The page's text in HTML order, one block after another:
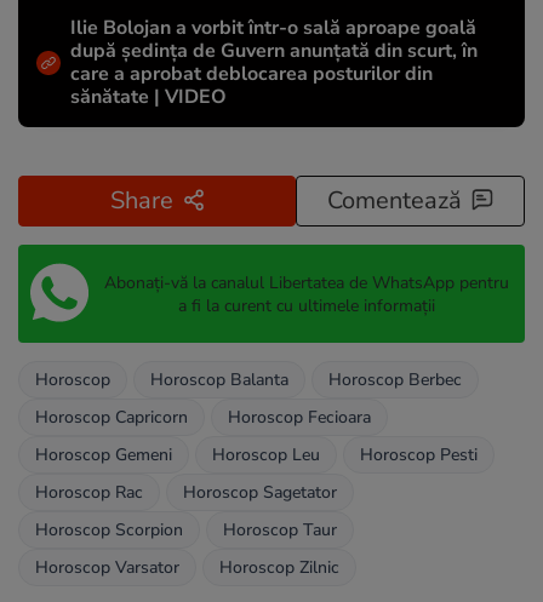
Ilie Bolojan a vorbit într-o sală aproape goală
după ședința de Guvern anunțată din scurt, în
care a aprobat deblocarea posturilor din
sănătate | VIDEO
Share Comentează
Abonați-vă la canalul Libertatea de WhatsApp pentru
a fi la curent cu ultimele informații
Horoscop Horoscop Balanta
Horoscop Berbec
Horoscop Capricorn
Horoscop Fecioara
Horoscop Gemeni
Horoscop Leu
Horoscop Pesti
Horoscop Rac
Horoscop Sagetator
Horoscop Scorpion
Horoscop Taur
Horoscop Varsator
Horoscop Zilnic